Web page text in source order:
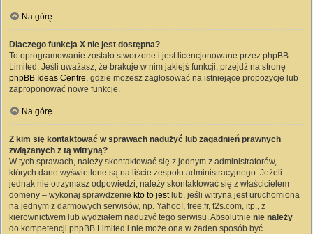
Na górę
Dlaczego funkcja X nie jest dostępna?
To oprogramowanie zostało stworzone i jest licencjonowane przez phpBB
Limited. Jeśli uważasz, że brakuje w nim jakiejś funkcji, przejdź na stronę
phpBB Ideas Centre, gdzie możesz zagłosować na istniejące propozycje lub
zaproponować nowe funkcje.
Na górę
Z kim się kontaktować w sprawach nadużyć lub zagadnień prawnych
związanych z tą witryną?
W tych sprawach, należy skontaktować się z jednym z administratorów,
których dane wyświetlone są na liście zespołu administracyjnego. Jeżeli
jednak nie otrzymasz odpowiedzi, należy skontaktować się z właścicielem
domeny – wykonaj sprawdzenie kto to jestlub, jeśli witryna jest uruchomiona
na jednym z darmowych serwisów, np. Yahoo!, free.fr, f2s.com, itp., z
kierownictwem lub wydziałem nadużyć tego serwisu. Absolutnie nie należy
do kompetencji phpBB Limited i nie może ona w żaden sposób być